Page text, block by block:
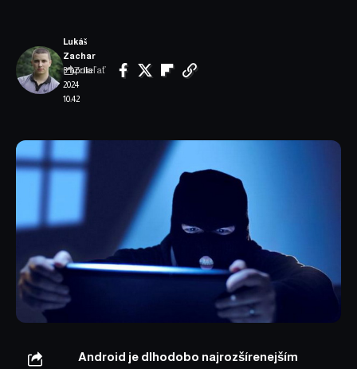
3. apríla
2024
10:42
Lukáš
Zachar
Zdieľať
Android je dlhodobo najrozšírenejším